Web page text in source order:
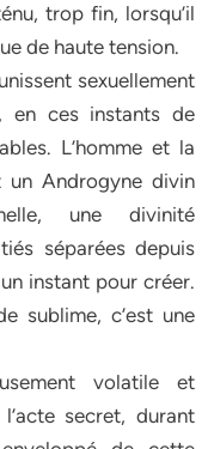
trop fin, lorsqu’il
de haute tension.
sexuellement
en ces instants de
L’homme et la
un Androgyne divin
une divinité
séparées depuis
instant pour créer.
sublime, c’est une
volatile et
secret, durant